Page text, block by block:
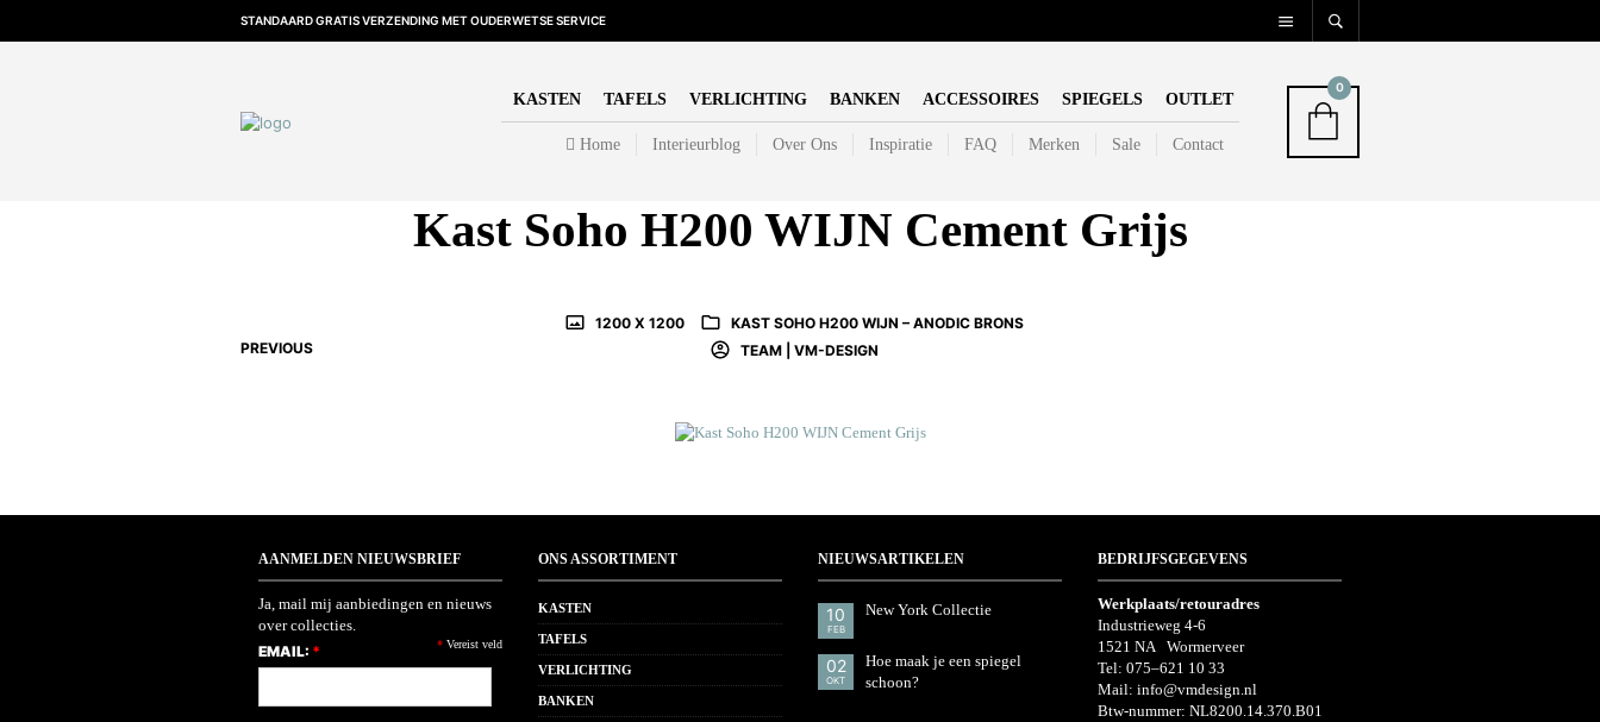
STANDAARD GRATIS VERZENDING MET OUDERWETSE SERVICE
KASTEN TAFELS VERLICHTING BANKEN ACCESSOIRES SPIEGELS OUTLET
Home Interieurblog Over Ons Inspiratie FAQ Merken Sale Contact
0
Kast Soho H200 WIJN Cement Grijs
1200 X 1200
KAST SOHO H200 WIJN – ANODIC BRONS
TEAM | VM-DESIGN
PREVIOUS
AANMELDEN NIEUWSBRIEF
Ja, mail mij aanbiedingen en nieuws
over collecties.
* Vereist veld
EMAIL: *
ONS ASSORTIMENT
KASTEN
TAFELS
VERLICHTING
BANKEN
NIEUWSARTIKELEN
10
FEB
New York Collectie
02
OKT
Hoe maak je een spiegel
schoon?
BEDRIJFSGEGEVENS
Werkplaats/retouradres
Industrieweg 4-6
1521 NA Wormerveer
Tel: 075–621 10 33
Mail: info@vmdesign.nl
Btw-nummer: NL8200.14.370.B01